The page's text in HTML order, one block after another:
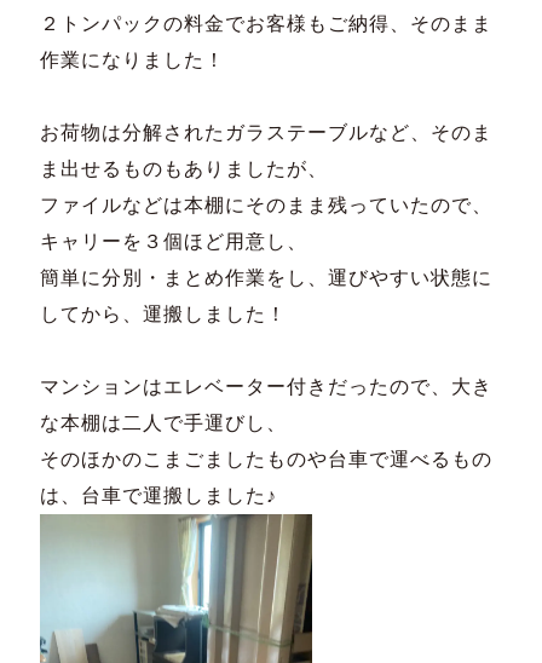
２トンパックの料金でお客様もご納得、そのまま
作業になりました！
お荷物は分解されたガラステーブルなど、そのま
ま出せるものもありましたが、
ファイルなどは本棚にそのまま残っていたので、
キャリーを３個ほど用意し、
簡単に分別・まとめ作業をし、運びやすい状態に
してから、運搬しました！
マンションはエレベーター付きだったので、大き
な本棚は二人で手運びし、
そのほかのこまごましたものや台車で運べるもの
は、台車で運搬しました♪